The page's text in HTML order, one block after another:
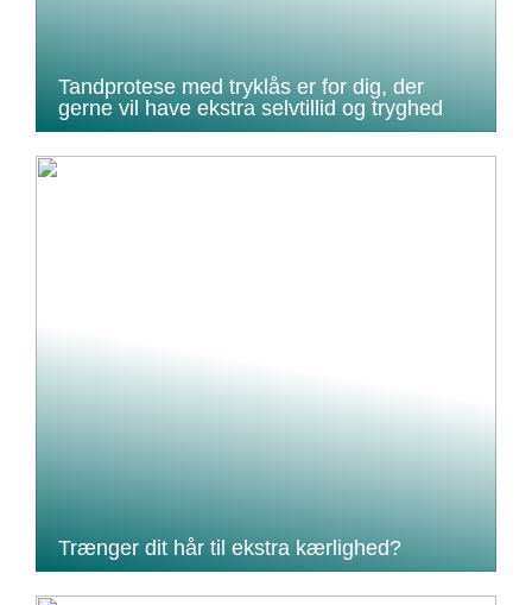
Tandprotese med tryklås er for dig, der
gerne vil have ekstra selvtillid og tryghed
Trænger dit hår til ekstra kærlighed?